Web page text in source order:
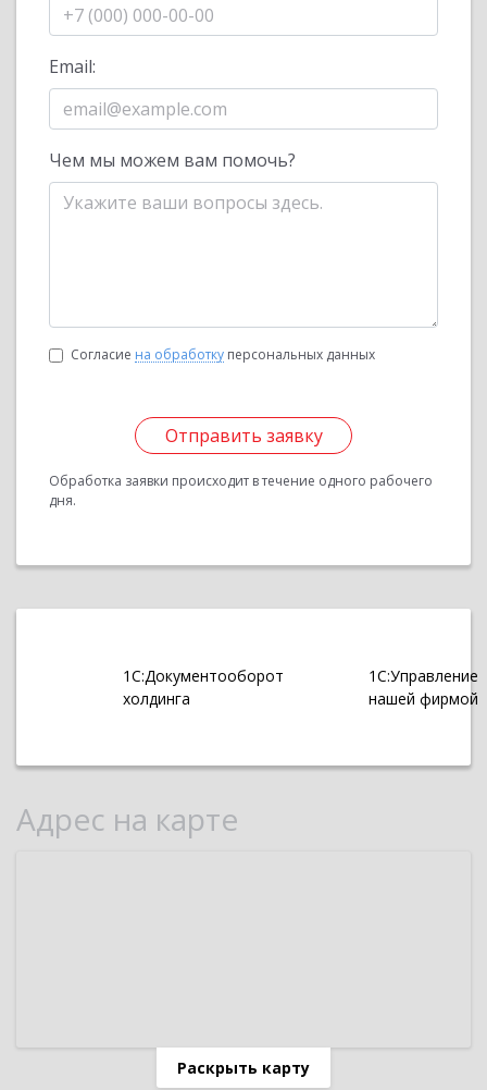
Email:
Чем мы можем вам помочь?
Согласие на обработку персональных данных
Отправить заявку
Обработка заявки происходит в течение одного рабочего
дня.
1С:Документооборот
холдинга
1С:Управление
нашей фирмой
Адрес на карте
Раскрыть карту